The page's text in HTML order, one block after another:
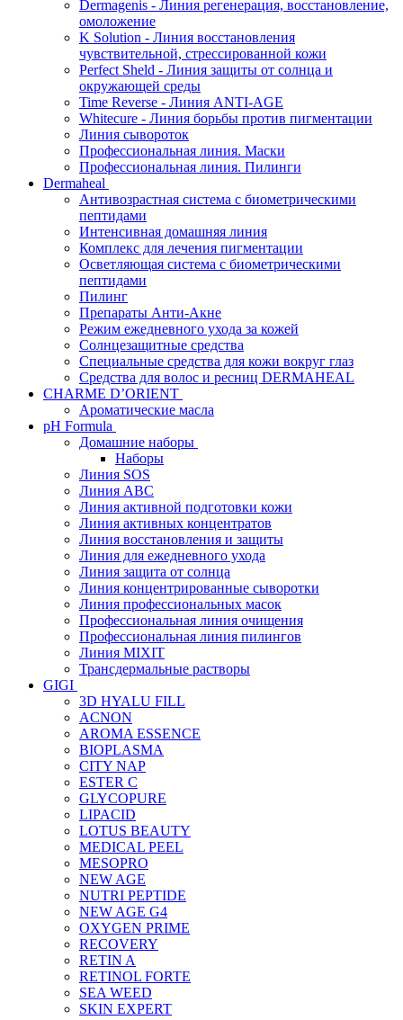
Dermagenis - Линия регенерация, восстановление,
омоложение
K Solution - Линия восстановления
чувствительной, стрессированной кожи
Perfect Sheld - Линия защиты от солнца и
окружающей среды
Time Reverse - Линия ANTI-AGE
Whitecure - Линия борьбы против пигментации
Линия сывороток
Профессиональная линия. Маски
Профессиональная линия. Пилинги
Dermaheal
Антивозрастная система с биометрическими
пептидами
Интенсивная домашняя линия
Комплекс для лечения пигментации
Осветляющая система с биометрическими
пептидами
Пилинг
Препараты Анти-Акне
Режим ежедневного ухода за кожей
Солнцезащитные средства
Специальные средства для кожи вокруг глаз
Средства для волос и ресниц DERMAHEAL
CHARME D’ORIENT
Ароматические масла
pH Formula
Домашние наборы
Наборы
Линия SOS
Линия АВС
Линия активной подготовки кожи
Линия активных концентратов
Линия восстановления и защиты
Линия для ежедневного ухода
Линия защита от солнца
Линия концентрированные сыворотки
Линия профессиональных масок
Профессиональная линия очищения
Профессиональная линия пилингов
Линия MIXIT
Трансдермальные растворы
GIGI
3D HYALU FILL
ACNON
AROMA ESSENCE
BIOPLASMA
CITY NAP
ESTER C
GLYCOPURE
LIPACID
LOTUS BEAUTY
MEDICAL PEEL
MESOPRO
NEW AGE
NUTRI PEPTIDE
NEW AGE G4
OXYGEN PRIME
RECOVERY
RETIN A
RETINOL FORTE
SEA WEED
SKIN EXPERT